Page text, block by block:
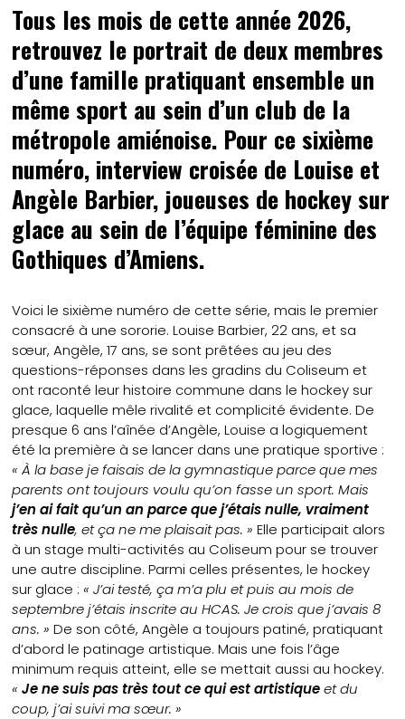
Tous les mois de cette année 2026,
retrouvez le portrait de deux membres
d’une famille pratiquant ensemble un
même sport au sein d’un club de la
métropole amiénoise. Pour ce sixième
numéro, interview croisée de Louise et
Angèle Barbier, joueuses de hockey sur
glace au sein de l’équipe féminine des
Gothiques d’Amiens.
Voici le sixième numéro de cette série, mais le premier
consacré à une sororie. Louise Barbier, 22 ans, et sa
sœur, Angèle, 17 ans, se sont prêtées au jeu des
questions-réponses dans les gradins du Coliseum et
ont raconté leur histoire commune dans le hockey sur
glace, laquelle mêle rivalité et complicité évidente. De
presque 6 ans l’aînée d’Angèle, Louise a logiquement
été la première à se lancer dans une pratique sportive :
« À la base je faisais de la gymnastique parce que mes
parents ont toujours voulu qu’on fasse un sport. Mais
j’en ai fait qu’un an parce que j’étais nulle, vraiment
très nulle, et ça ne me plaisait pas. » Elle participait alors
à un stage multi-activités au Coliseum pour se trouver
une autre discipline. Parmi celles présentes, le hockey
sur glace :« J’ai testé, ça m’a plu et puis au mois de
septembre j’étais inscrite au HCAS. Je crois que j’avais 8
ans. » De son côté, Angèle a toujours patiné, pratiquant
d’abord le patinage artistique. Mais une fois l’âge
minimum requis atteint, elle se mettait aussi au hockey.
«Je ne suis pas très tout ce qui est artistiqueet du
coup, j’ai suivi ma sœur. »